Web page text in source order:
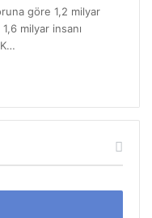
göre 1,2 milyar
milyar insanı